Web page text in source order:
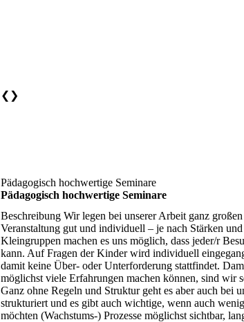
❮ ❯
Pädagogisch hochwertige Seminare
Pädagogisch hochwertige Seminare
Beschreibung Wir legen bei unserer Arbeit ganz
Veranstaltung gut und individuell – je nach Stärken
Kleingruppen machen es uns möglich, dass jeder/r
kann. Auf Fragen der Kinder wird individuell
damit keine Über- oder Unterforderung stattfindet.
möglichst viele Erfahrungen machen können, sind wir
Ganz ohne Regeln und Struktur geht es aber auch bei
strukturiert und es gibt auch wichtige, wenn auch
möchten (Wachstums-) Prozesse möglichst sichtbar,